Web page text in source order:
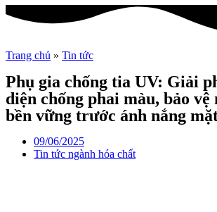
Trang chủ » Tin tức
Phụ gia chống tia UV: Giải
diện chống phai màu, bảo vệ
bền vững trước ánh nắng
09/06/2025
Tin tức ngành hóa chất